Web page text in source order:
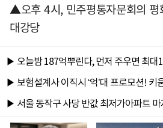
▲오후 4시, 민주평통자문회의 평
대강당